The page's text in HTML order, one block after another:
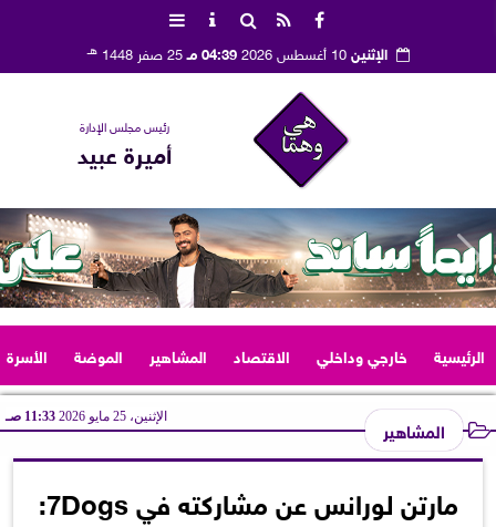
الإثنين10 أغسطس 2026 04:39 مـ 25 صفر 1448 هـ
رئيس مجلس الإدارة
أميرة عبيد
الرئيسية خارجي وداخلي الاقتصاد المشاهير الموضة الأسرة
المشاهير الإثنين، 25 مايو 2026 11:33 صـ
مارتن لورانس عن مشاركته في 7Dogs: